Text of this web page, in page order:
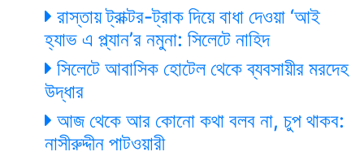
রাস্তায় ট্রাক্টর-ট্রাক দিয়ে বাধা দেওয়া ‘আই
হ্যাভ এ প্ল্যান’র নমুনা: সিলেটে নাহিদ
সিলেটে আবাসিক হোটেল থেকে ব্যবসায়ীর মরদেহ
উদ্ধার
আজ থেকে আর কোনো কথা বলব না, চুপ থাকব:
নাসীরুদ্দীন পাটওয়ারী